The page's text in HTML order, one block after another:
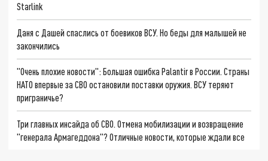
Starlink
Даня с Дашей спаслись от боевиков ВСУ. Но беды для малышей не
закончились
"Очень плохие новости": Большая ошибка Palantir в России. Страны
НАТО впервые за СВО остановили поставки оружия. ВСУ теряют
приграничье?
Три главных инсайда об СВО. Отмена мобилизации и возвращение
"генерала Армагеддона"? Отличные новости, которые ждали все